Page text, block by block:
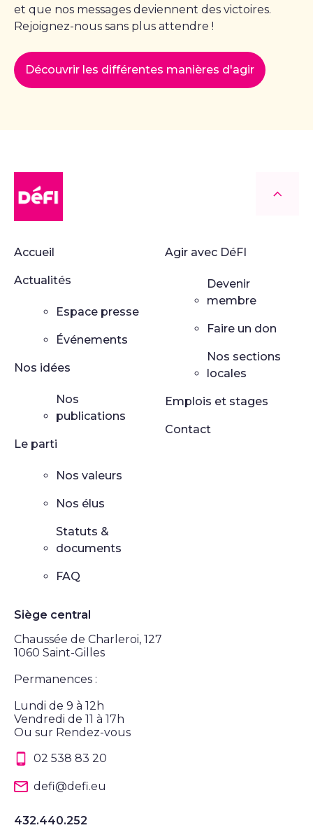
et que nos messages deviennent des victoires.
Rejoignez-nous sans plus attendre !
Découvrir les différentes manières d'agir
Accueil
Actualités
Espace presse
Événements
Nos idées
Nos
publications
Le parti
Nos valeurs
Nos élus
Statuts &
documents
FAQ
Agir avec DéFI
Devenir
membre
Faire un don
Nos sections
locales
Emplois et stages
Contact
Siège central
Chaussée de Charleroi, 127
1060 Saint-Gilles
Permanences :
Lundi de 9 à 12h
Vendredi de 11 à 17h
Ou sur Rendez-vous
02 538 83 20
defi@defi.eu
432.440.252